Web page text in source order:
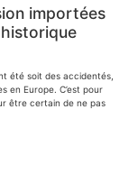
importées
été soit des accidentés,
en Europe. C’est pour
être certain de ne pas